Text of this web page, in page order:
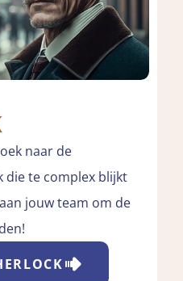
naar de
die te complex blijkt
jouw team om de